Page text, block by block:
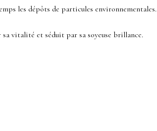
les dépôts de particules environnementales.
vitalité et séduit par sa soyeuse brillance.